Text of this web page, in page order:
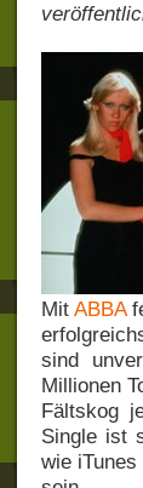
MitABBA
sind
Millionen
Fältskog
Single ist
wie